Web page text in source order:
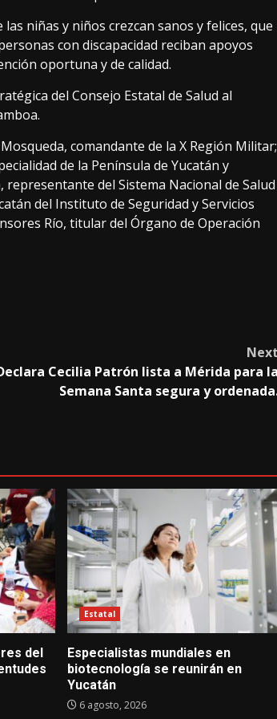
niñas y niños crezcan sanos y felices, que
con discapacidad reciban apoyos
oportuna y de calidad.
del Consejo Estatal de Salud al
comandante de la X Región Militar;
de la Península de Yucatán y
del Sistema Nacional de Salud
del Instituto de Seguridad y Servicios
Río, titular del Órgano de Operación
Cecilia Patrón lista a Mérida para
Semana Santa segura y
del
Estatal
Especialistas mundiales en
biotecnología se reunirán en
Yucatán
6 agosto, 2026